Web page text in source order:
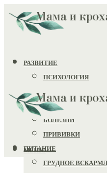
РАЗВИТИЕ
ПСИХОЛОГИЯ
ИГРУШКИ
ЗДОРОВЬЕ
БОЛЕЗНИ
ПРИВИВКИ
ПИТАНИЕ
ГРУДНОЕ
МЕНЮ